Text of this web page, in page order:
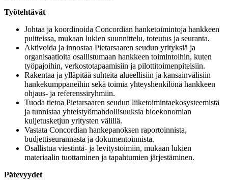
Työtehtävät
Johtaa ja koordinoida Concordian hanketoimintoja hankkeen
puitteissa, mukaan lukien suunnittelu, toteutus ja seuranta.
Aktivoida ja innostaa Pietarsaaren seudun yrityksiä ja
organisaatioita osallistumaan hankkeen toimintoihin, kuten
työpajoihin, verkostotapaamisiin ja pilottitoimenpiteisiin.
Rakentaa ja ylläpitää suhteita alueellisiin ja kansainvälisiin
hankekumppaneihin sekä toimia yhteyshenkilönä hankkeen
ohjaus- ja referenssiryhmiin.
Tuoda tietoa Pietarsaaren seudun liiketoimintaekosysteemistä
ja tunnistaa yhteistyömahdollisuuksia bioekonomian
kuljetusketjun yritysten välillä.
Vastata Concordian hankepanoksen raportoinnista,
budjettiseurannasta ja dokumentoinnista.
Osallistua viestintä- ja levitystoimiin, mukaan lukien
materiaalin tuottaminen ja tapahtumien järjestäminen.
Pätevyydet